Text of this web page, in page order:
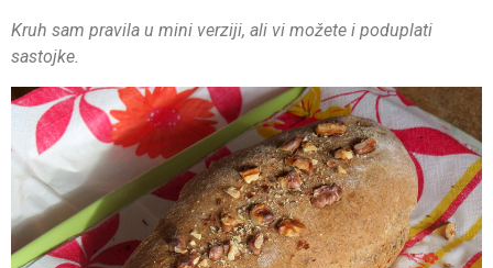
Kruh sam pravila u mini verziji, ali vi možete i poduplati
sastojke.